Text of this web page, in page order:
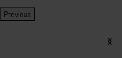
Previous